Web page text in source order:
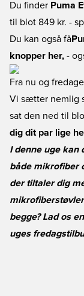
Du finder Puma
til blot 849 kr. -
Du kan også få
knopper her, -
Fra nu og
Vi sætter nemlig
sat den ned til
dig dit par lige
I denne uge kan
både mikrofiber
der tiltaler dig
begge? Lad os
uges